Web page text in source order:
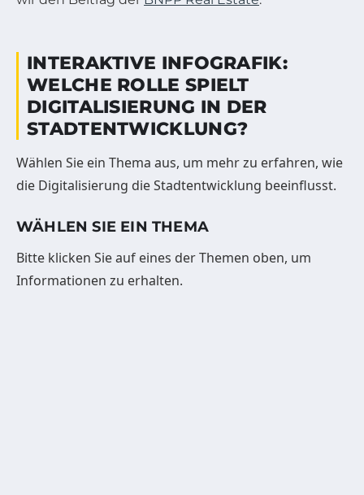
INTERAKTIVE INFOGRAFIK:
WELCHE ROLLE SPIELT
DIGITALISIERUNG IN DER
STADTENTWICKLUNG?
Wählen Sie ein Thema aus, um mehr zu erfahren, wie
die Digitalisierung die Stadtentwicklung beeinflusst.
WÄHLEN SIE EIN THEMA
Bitte klicken Sie auf eines der Themen oben, um
Informationen zu erhalten.